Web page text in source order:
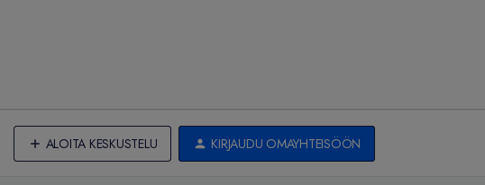
ALOITA KESKUSTELU KIRJAUDU OMAYHTEISÖÖN